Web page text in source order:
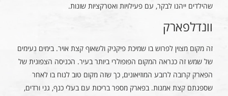
שהילדים ייהנו לבקר, עם פעילויות ואטרקציות שונות.
וונדלפארק
זה מקום מצוין לפרוש בו שמיכת פיקניק ולשאוף קצת אויר. בימים נעימים
של שמש זה כנראה המקום הפופולרי ביותר בעיר. הכניסה הצפונית של
הפארק קרובה לרובע המוזיאונים, כך שזה מקום טוב לנוח בו לאחר
שספגתם קצת אמנות. בפארק מספר בריכות עם בעלי כנף, גני ורדים,